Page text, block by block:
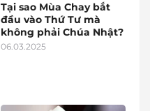
Tại sao Mùa Chay bắt
đầu vào Thứ Tư mà
không phải Chúa Nhật?
06.03.2025